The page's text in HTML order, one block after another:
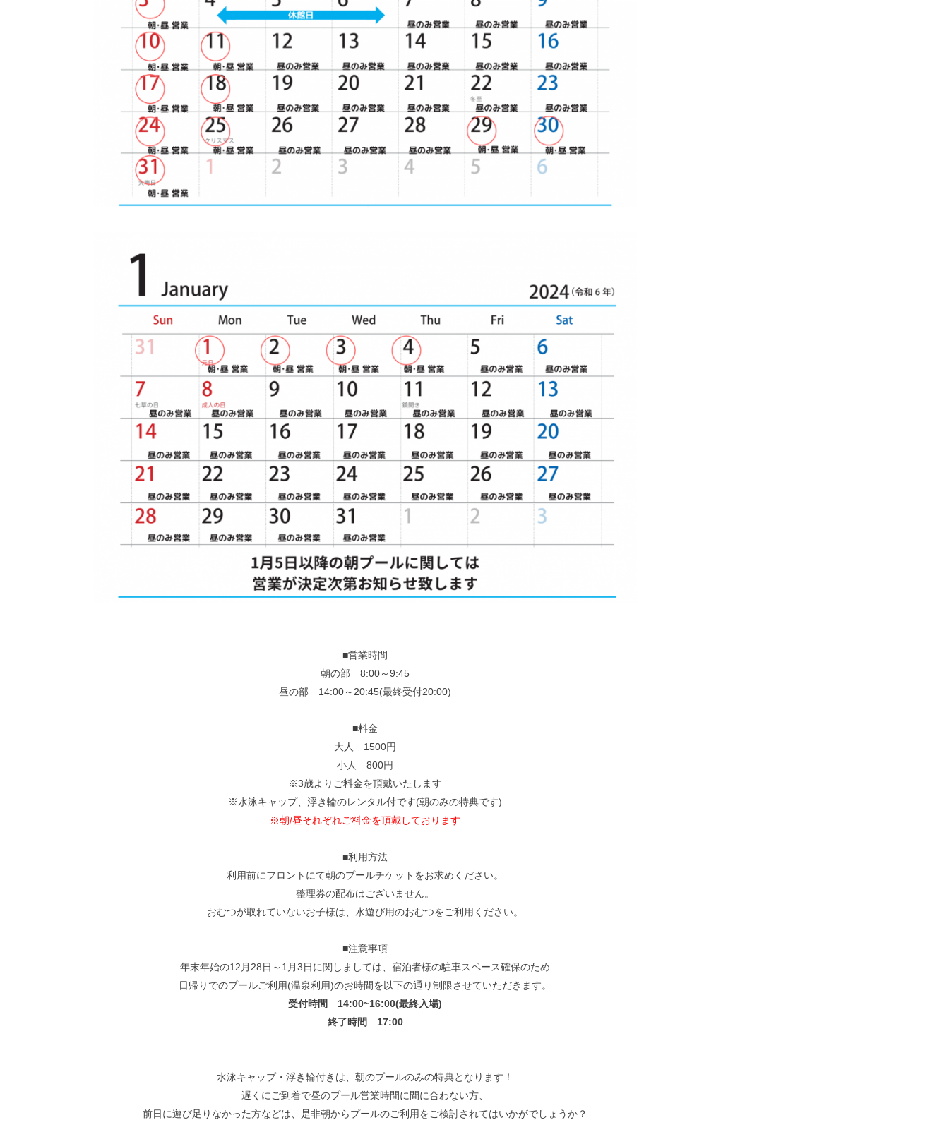
■営業時間
朝の部 8:00～9:45
昼の部 14:00～20:45(最終受付20:00)
■料金
大人 1500円
小人 800円
※3歳よりご料金を頂戴いたします
※水泳キャップ、浮き輪のレンタル付です(朝のみの特典です)
※朝/昼それぞれご料金を頂戴しております
■利用方法
利用前にフロントにて朝のプールチケットをお求めください。
整理券の配布はございません。
おむつが取れていないお子様は、水遊び用のおむつをご利用ください。
■注意事項
年末年始の12月28日～1月3日に関しましては、宿泊者様の駐車スペース確保のため
日帰りでのプールご利用(温泉利用)のお時間を以下の通り制限させていただきます。
受付時間 14:00~16:00(最終入場)
終了時間 17:00
水泳キャップ・浮き輪付きは、朝のプールのみの特典となります！
遅くにご到着で昼のプール営業時間に間に合わない方、
前日に遊び足りなかった方などは、是非朝からプールのご利用をご検討されてはいかがでしょうか？